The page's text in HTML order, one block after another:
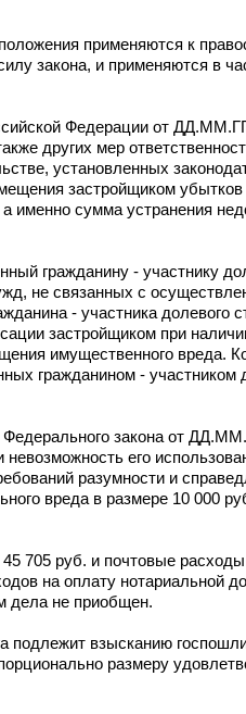
применяются к
закона, и применяются в
Федерации от
других мер
установленных
застройщиком убытков
сумма устранения
гражданину - участнику
не связанных с
- участника долевого
застройщиком при
имущественного вреда.
гражданином - участником
закона от
его
разумности и
вреда в размере 10 000
705 руб. и почтовые
на оплату нотариальной
дела не приобщен.
подлежит взысканию
размеру